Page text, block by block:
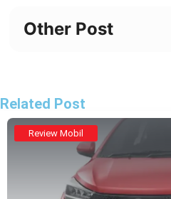
Other Post
Related Post
Review Mobil